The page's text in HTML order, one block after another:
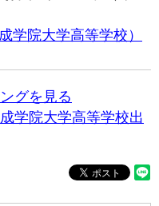
学院大学高等学校）
グを見る
学院大学高等学校出